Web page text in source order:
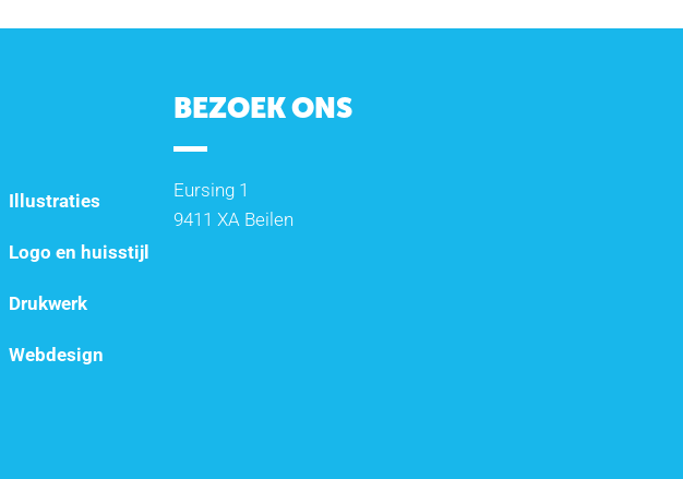
Illustraties
Logo en huisstijl
Drukwerk
Webdesign
BEZOEK ONS
Eursing 1
9411 XA Beilen